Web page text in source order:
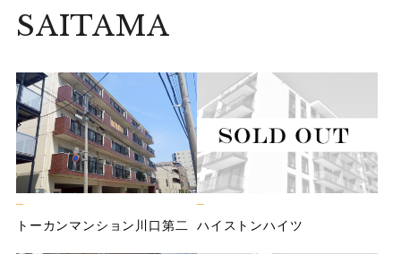
SAITAMA
ト ーカ ンマ ンシ ョ ン 川 口第二 ハイ ス ト ンハイ ツ